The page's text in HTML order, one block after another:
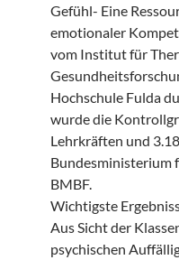
Gefühl- Eine
emotionaler
vom Institut für
Hochschule Fulda
wurde die
Lehrkräften und
Bundesministerium
BMBF.
Wichtigste
Aus Sicht der
psychischen